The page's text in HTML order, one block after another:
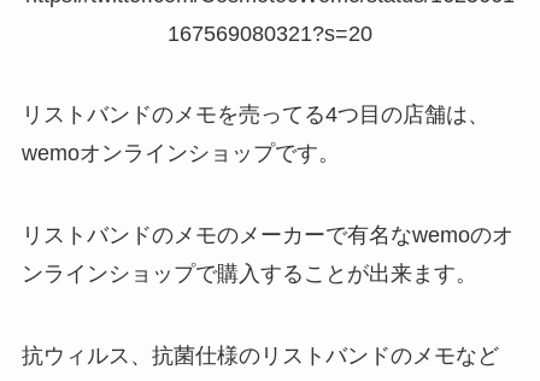
167569080321?s=20
リストバンドのメモを売ってる4つ目の店舗は、
wemoオンラインショップです。
リストバンドのメモのメーカーで有名なwemoのオ
ンラインショップで購入することが出来ます。
抗ウィルス、抗菌仕様のリストバンドのメモなど